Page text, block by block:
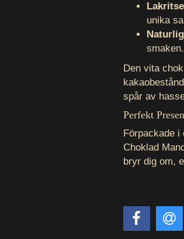
unika
smaken.
Den vita
spår av
Perfekt
Förpackade i
Choklad
bryr dig om,